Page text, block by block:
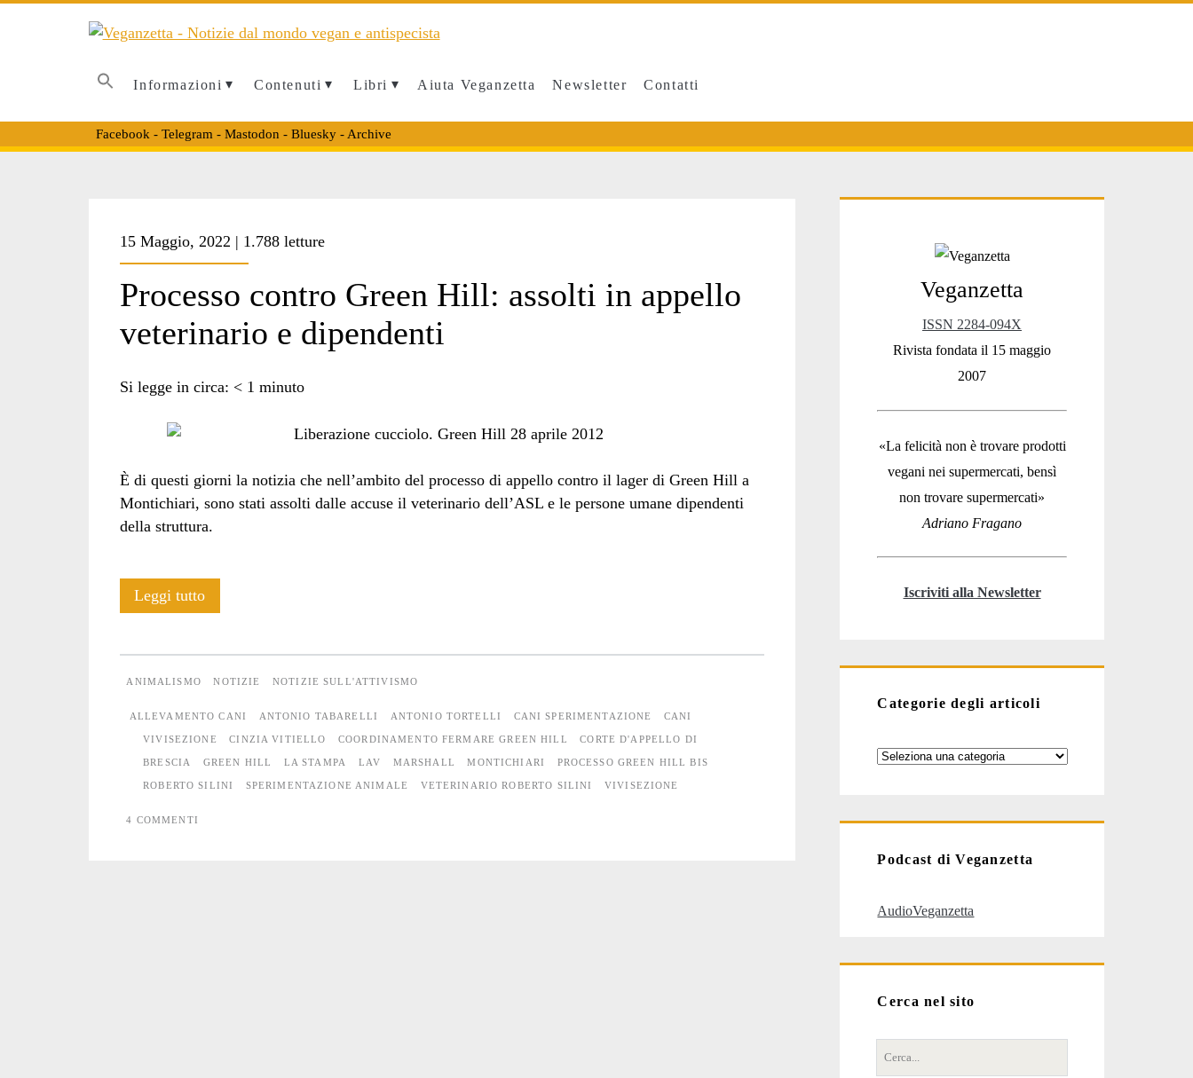
Informazioni Contenuti Libri Aiuta Veganzetta Newsletter Contatti
Facebook - Telegram - Mastodon - Bluesky- Archive
<span>Antonio
Tortelli</span>
15 Maggio, 2022 | 1.788 letture
Processo contro Green Hill: assolti in appello
veterinario e dipendenti
Si legge in circa: < 1 minuto
È di questi giorni la notizia che nell’ambito del processo di appello contro il lager di Green Hill a
Montichiari, sono stati assolti dalle accuse il veterinario dell’ASL e le persone umane dipendenti
della struttura.
Leggi tuttoProcesso
assolti
in
ANIMALISMO NOTIZIE NOTIZIE SULL'ATTIVISMO
ALLEVAMENTO CANI ANTONIO TABARELLI ANTONIO TORTELLI CANI SPERIMENTAZIONE CANI
VIVISEZIONE CINZIA VITIELLO COORDINAMENTO FERMARE GREEN HILL CORTE D'APPELLO DI
BRESCIA GREEN HILL LA STAMPA LAV MARSHALL MONTICHIARI PROCESSO GREEN HILL BIS
ROBERTO SILINI SPERIMENTAZIONE ANIMALE VETERINARIO ROBERTO SILINI VIVISEZIONE
4 COMMENTI
Primary
Sidebar
Veganzetta
ISSN 2284-094X
Rivista fondata il 15 maggio
2007
«La felicità non è trovare prodotti
vegani nei supermercati, bensì
non trovare supermercati»
Adriano Fragano
Iscriviti alla Newsletter
Categorie degli articoli
Categorie
Podcast di Veganzetta
AudioVeganzetta
Cerca nel sito
Cerca